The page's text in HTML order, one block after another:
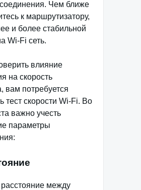
Чем ближе
к маршрутизатору,
и более стабильной
Wi-Fi сеть.
влияние
на скорость
вам потребуется
тест скорости Wi-Fi. Во
важно учесть
параметры
между